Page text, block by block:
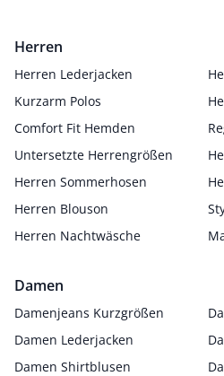
Herren
Herren Lederjacken
Kurzarm Polos
Comfort Fit Hemden
Untersetzte Herrengrößen
Herren Sommerhosen
Herren Blouson
Herren Nachtwäsche
Damen
Damenjeans Kurzgrößen
Damen Lederjacken
Damen Shirtblusen